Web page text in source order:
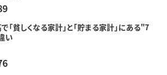
「貧しくなる家計」と「貯まる家計」にある"7
い